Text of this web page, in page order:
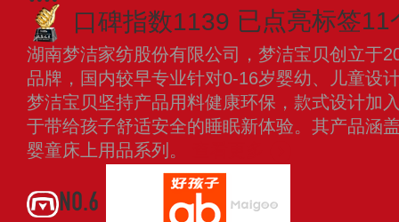
口碑指数1139 已点亮标签11
湖南梦洁家纺股份有限公司，梦洁宝贝创立于
品牌，国内较早专业针对0-16岁婴幼、儿童设
梦洁宝贝坚持产品用料健康环保，款式设计加
于带给孩子舒适安全的睡眠新体验。其产品涵
婴童床上用品系列。
NO.6